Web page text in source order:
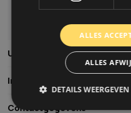
Usefull links
Informatie
Contactgegevens
ALLES
ALLES
DETAILS WEERGEVEN